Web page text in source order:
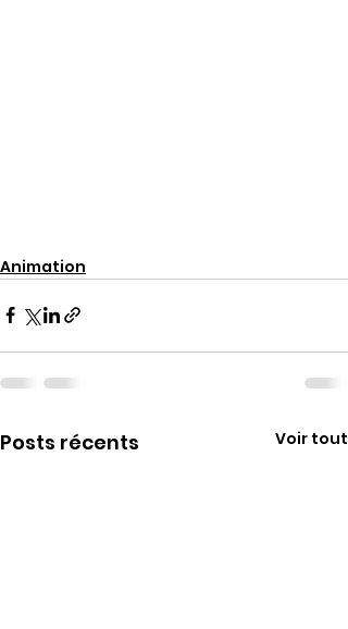
Animation
Posts récents Voir tout